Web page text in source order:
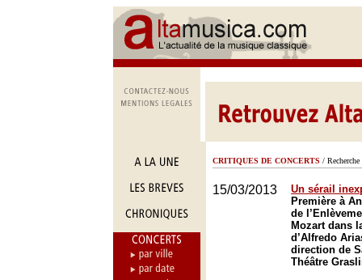
CRITIQUES DE CONCERTS / Recherche
15/03/2013
Un sérail
Première à
de
Mozart dans
d’Alfredo
direction de
Théâtre